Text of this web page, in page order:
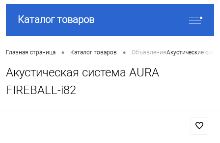
Каталог товаров
Главная страница • Каталог товаров • ОбъявленияАкустические
Акустическая система AURA
FIREBALL-i82